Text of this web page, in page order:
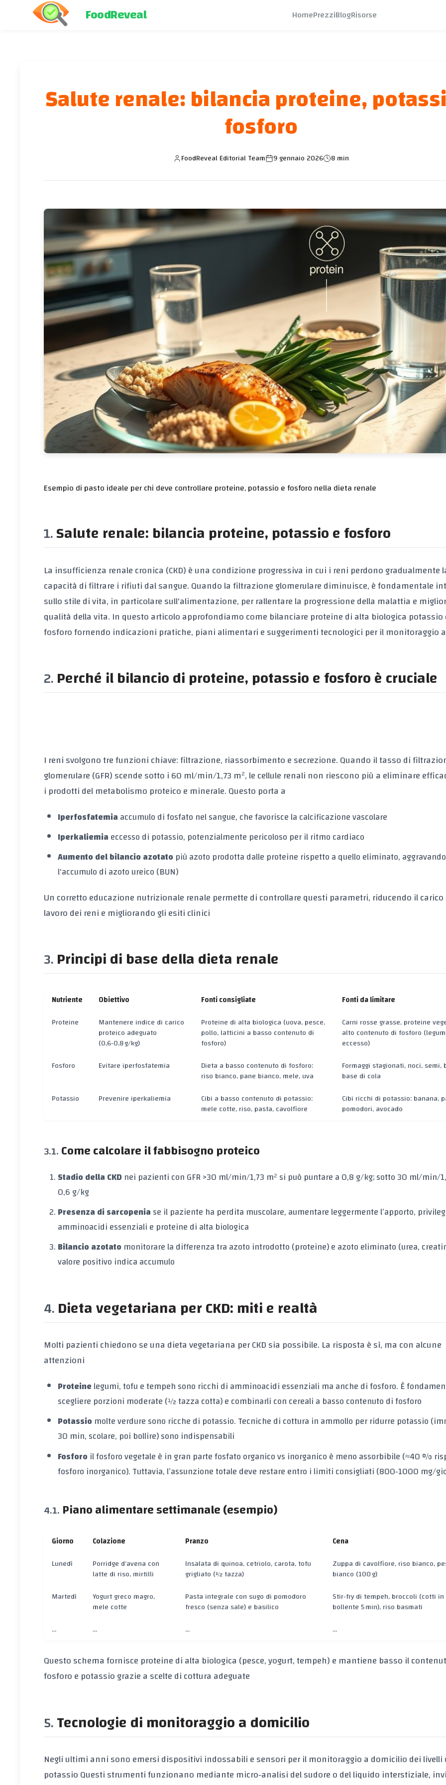
FoodReveal HomePrezziBlogRisorse
Salute renale: bilancia proteine,
fosforo
FoodReveal Editorial Team 9 gennaio 2026 8 min
Esempio di pasto ideale per chi deve controllare proteine, potassio e fosforo nella dieta renale
Salute renale: bilancia proteine, potassio e fosforo
La insufficienza renale cronica (CKD)è una condizione progressiva in cui i reni perdono gradualmente
capacità di filtrare i rifiuti dal sangue. Quando la filtrazione glomerularediminuisce, è fondamentale
sullo stile di vita, in particolare sull'alimentazione, per rallentare la progressione della malattia e
qualità della vita. In questo articolo approfondiamo come bilanciare proteine di alta biologica potassio
fosforofornendo indicazioni pratiche, piani alimentari e suggerimenti tecnologici per il monitoraggio
Perché il bilancio di proteine, potassio e fosforo è cruciale
I reni svolgono tre funzioni chiave: filtrazione, riassorbimento e secrezione. Quando iltasso di
glomerulare (GFR)scende sotto i 60 ml/min/1,73 m², le cellule renali non riescono più a eliminare
i prodotti del metabolismo proteico e minerale. Questo porta a
Iperfosfatemiaaccumulo di fosfato nel sangue, che favorisce la calcificazione vascolare
Iperkaliemiaeccesso di potassio, potenzialmente pericoloso per il ritmo cardiaco
Aumento del bilancio azotatopiù azoto prodotta dalle proteine rispetto a quello eliminato, aggravando
l'accumulo di azoto ureico (BUN)
Un correttoeducazione nutrizionale renale permette di controllare questi parametri, riducendo il
lavoro dei reni e migliorando gli esiti clinici
Principi di base della dieta renale
Nutriente Obiettivo Fonti consigliate
Fonti da limitare
Proteine
Mantenere indice di carico
proteico adeguato
(0,6‑0,8 g/kg)
Proteine di alta biologica (uova, pesce,
pollo, latticini a basso contenuto di
fosforo)
Carni rosse grasse, proteine
alto contenuto di fosforo
eccesso)
Fosforo
Evitare iperfosfatemia Dieta a basso contenuto di fosforo:
riso bianco, pane bianco, mele, uva
Formaggi stagionati, noci, semi,
base di cola
Potassio
Prevenire iperkaliemia Cibi a basso contenuto di potassio:
mele cotte, riso, pasta, cavolfiore
Cibi ricchi di potassio: banana,
pomodori, avocado
Come calcolare il fabbisogno proteico
Stadio della CKDnei pazienti con GFR >30 ml/min/1,73 m² si può puntare a 0,8 g/kg; sotto 30 ml/min/
0,6 g/kg
Presenza di sarcopeniase il paziente ha perdita muscolare, aumentare leggermente l’apporto,
amminoacidi essenzialie proteine di alta biologica
Bilancio azotatomonitorare la differenza tra azoto introdotto (proteine) e azoto eliminato (urea,
valore positivo indica accumulo
Dieta vegetariana per CKD: miti e realtà
Molti pazienti chiedono se una dieta vegetariana per CKDsia possibile. La risposta è sì, ma con alcune
attenzioni
Proteinelegumi, tofu e tempeh sono ricchi diamminoacidi essenziali ma anche di fosforo. È
scegliere porzioni moderate (½ tazza cotta) e combinarli con cereali a basso contenuto di fosforo
Potassiomolte verdure sono ricche di potassio. Tecniche dicottura in ammollo per ridurre potassio
30 min, scolare, poi bollire) sono indispensabili
Fosforoil fosforo vegetale è in gran partefosfato organico vs inorganicoè meno assorbibile (≈40 %
fosforo inorganico). Tuttavia, l’assunzione totale deve restare entro i limiti consigliati (800‑1000 mg/
Piano alimentare settimanale (esempio)
Giorno Colazione Pranzo
Cena
Lunedì
Porridge d’avena con
latte di riso, mirtilli
Insalata di quinoa, cetriolo, carota, tofu
grigliato (½ tazza)
Zuppa di cavolfiore, riso bianco,
bianco (100 g)
Martedì
Yogurt greco magro,
mele cotte
Pasta integrale con sugo di pomodoro
fresco (senza sale) e basilico
Stir‑fry di tempeh, broccoli (cotti
bollente 5 min), riso basmati
…
… … …
Questo schema fornisce proteine di alta biologica (pesce, yogurt, tempeh) e mantiene basso il
fosforoe potassiograzie a scelte di cottura adeguate
Tecnologie di monitoraggio a domicilio
Negli ultimi anni sono emersi dispositivi indossabili e sensori per ilmonitoraggio a domicilio dei livelli
potassioQuesti strumenti funzionano mediante micro‑analisi del sudore o del liquido interstiziale,